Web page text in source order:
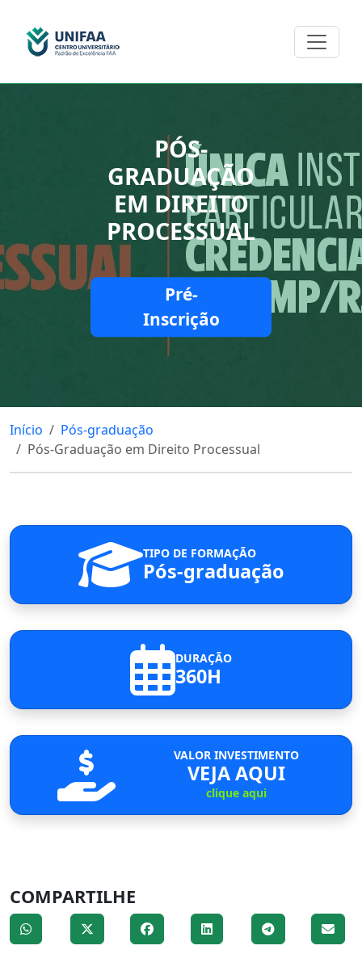
PÓS-
GRADUAÇÃO
EM DIREITO
PROCESSUAL
Pré-
Inscrição
Início
Pós-graduação
Pós-Graduação em Direito Processual
TIPO DE FORMAÇÃO
Pós-graduação
DURAÇÃO
360H
VALOR INVESTIMENTO
VEJA AQUI
clique aqui
COMPARTILHE